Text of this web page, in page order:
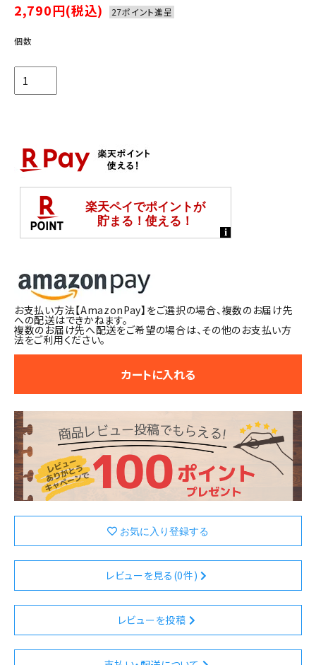
2,790円(税込)
27ポイント進呈
個数
お支払い方法【AmazonPay】をご選択の場合、複数のお届け先
への配送はできかねます。
複数のお届け先へ配送をご希望の場合は、その他のお支払い方
法をご利用ください。
カートに入れる
レビューを見る(0件)
レビューを投稿